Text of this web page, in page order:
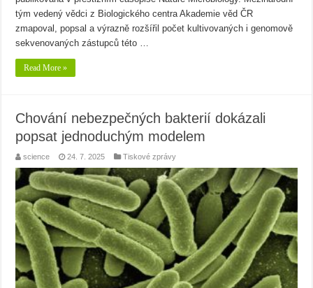
tým vedený vědci z Biologického centra Akademie věd ČR
zmapoval, popsal a výrazně rozšířil počet kultivovaných i genomově
sekvenovaných zástupců této …
Read More »
Chování nebezpečných bakterií dokázali
popsat jednoduchým modelem
science 24. 7. 2025 Tiskové zprávy